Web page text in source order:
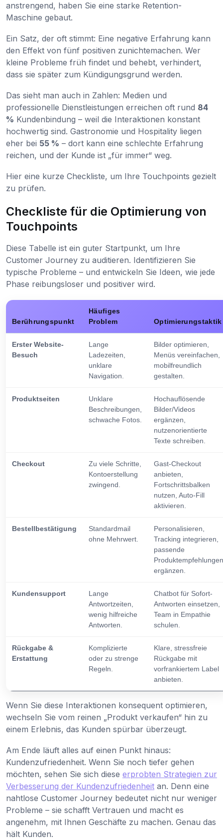
anstrengend, haben Sie eine starke Retention-
Maschine gebaut.
Ein Satz, der oft stimmt: Eine negative Erfahrung kann
den Effekt von fünf positiven zunichtemachen. Wer
kleine Probleme früh findet und behebt, verhindert,
dass sie später zum Kündigungsgrund werden.
Das sieht man auch in Zahlen: Medien und
professionelle Dienstleistungen erreichen oft rund 84
% Kundenbindung – weil die Interaktionen konstant
hochwertig sind. Gastronomie und Hospitality liegen
eher bei 55 % – dort kann eine schlechte Erfahrung
reichen, und der Kunde ist „für immer“ weg.
Hier eine kurze Checkliste, um Ihre Touchpoints gezielt
zu prüfen.
Checkliste für die Optimierung von
Touchpoints
Diese Tabelle ist ein guter Startpunkt, um Ihre
Customer Journey zu auditieren. Identifizieren Sie
typische Probleme – und entwickeln Sie Ideen, wie jede
Phase reibungsloser und positiver wird.
Berührungspunkt
Häufiges
Problem
Optimierungstaktik
Erster Website-
Besuch
Lange
Ladezeiten,
unklare
Navigation.
Bilder optimieren,
Menüs vereinfachen,
mobilfreundlich
gestalten.
Produktseiten
Unklare
Beschreibungen,
schwache Fotos.
Hochauflösende
Bilder/Videos
ergänzen,
nutzenorientierte
Texte schreiben.
Checkout
Zu viele Schritte,
Kontoerstellung
zwingend.
Gast-Checkout
anbieten,
Fortschrittsbalken
nutzen, Auto-Fill
aktivieren.
Bestellbestätigung
Standardmail
ohne Mehrwert.
Personalisieren,
Tracking integrieren,
passende
Produktempfehlungen
ergänzen.
Kundensupport
Lange
Antwortzeiten,
wenig hilfreiche
Antworten.
Chatbot für Sofort-
Antworten einsetzen,
Team in Empathie
schulen.
Rückgabe &
Erstattung
Komplizierte
oder zu strenge
Regeln.
Klare, stressfreie
Rückgabe mit
vorfrankiertem Label
anbieten.
Wenn Sie diese Interaktionen konsequent optimieren,
wechseln Sie vom reinen „Produkt verkaufen“ hin zu
einem Erlebnis, das Kunden spürbar überzeugt.
Am Ende läuft alles auf einen Punkt hinaus:
Kundenzufriedenheit. Wenn Sie noch tiefer gehen
möchten, sehen Sie sich diese erprobten Strategien zur
Verbesserung der Kundenzufriedenheit an. Denn eine
nahtlose Customer Journey bedeutet nicht nur weniger
Probleme – sie schafft Vertrauen und macht es
angenehm, mit Ihnen Geschäfte zu machen. Genau das
hält Kunden.